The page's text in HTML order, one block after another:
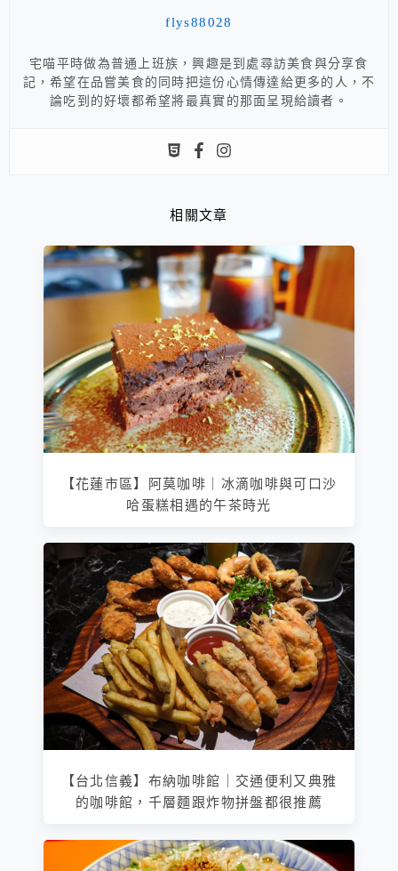
flys88028
宅喵平時做為普通上班族，興趣是到處尋訪美食與分享食
記，希望在品嘗美食的同時把這份心情傳達給更多的人，不
論吃到的好壞都希望將最真實的那面呈現給讀者。
相關文章
【花蓮市區】阿莫咖啡｜冰滴咖啡與可口沙
哈蛋糕相遇的午茶時光
【台北信義】布納咖啡館｜交通便利又典雅
的咖啡館，千層麵跟炸物拼盤都很推薦